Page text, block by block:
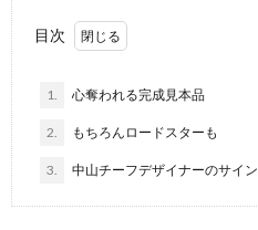
目次
1. 心奪われる完成見本品
2. もちろんロードスターも
3. 中山チーフデザイナーのサイン